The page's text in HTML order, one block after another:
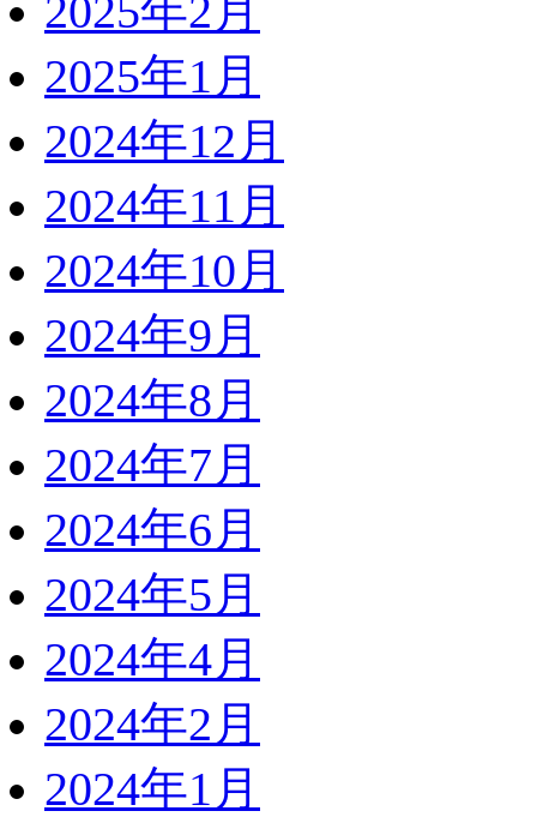
2025年2月
2025年1月
2024年12月
2024年11月
2024年10月
2024年9月
2024年8月
2024年7月
2024年6月
2024年5月
2024年4月
2024年2月
2024年1月